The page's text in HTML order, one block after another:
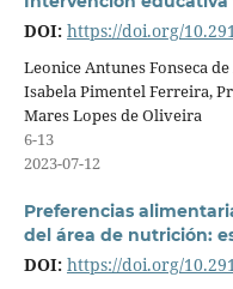
DOI: https://doi.org/
Leonice Antunes Fonseca
Isabela Pimentel Ferreira,
Mares Lopes de Oliveira
6-13
2023-07-12
Preferencias
del área de nutrición:
DOI: https://doi.org/